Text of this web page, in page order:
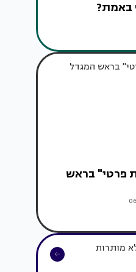
באמת?
ה-18: "בית פרטי" בראש